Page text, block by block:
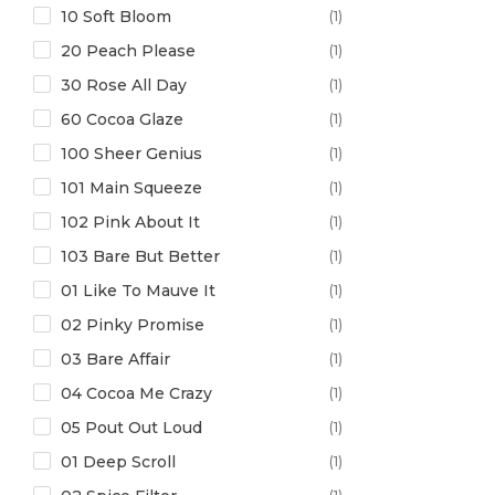
Pack Soins Visage
Paillettes et Chrome
PINCEAUX & EPONGES
Ponceuses
Primer et Fixateur
Protéine Kératine Caviar
Rasage et Apres Rasage
Rasoirs
RollOn Stick Femme
RollOn Stick Homme
Rouge à Lèvres
Savon et Gel Lavant
Shampoing
Soins Barbe et Moustache
Evoluderm
FAMILY
Fanal
FLAWLESS
Franck Provost
Fresh Feel
Gabrini Cosmetics
Garnier
Glam of Sweden
Glossco
Glyceriall
Golden Rose
H.ZONE
Haokali
10 Soft Bloom (1)
20 Peach Please (1)
30 Rose All Day (1)
60 Cocoa Glaze (1)
100 Sheer Genius (1)
101 Main Squeeze (1)
102 Pink About It (1)
103 Bare But Better (1)
01 Like To Mauve It (1)
02 Pinky Promise (1)
03 Bare Affair (1)
04 Cocoa Me Crazy (1)
05 Pout Out Loud (1)
01 Deep Scroll (1)